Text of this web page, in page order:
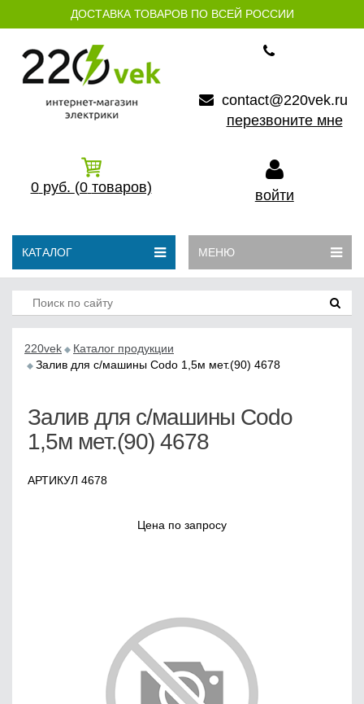
ДОСТАВКА ТОВАРОВ ПО ВСЕЙ РОССИИ
contact@220vek.ru
перезвоните мне
0 руб. (0 товаров) войти
КАТАЛОГ МЕНЮ
220vek
Каталог продукции
Залив для с/машины Codo 1,5м мет.(90) 4678
Залив для с/машины Codo
1,5м мет.(90) 4678
АРТИКУЛ 4678
Цена по запросу